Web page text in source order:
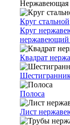
Нержавеющая
Круг стальной
Круг
нержавеющий
Квадрат
Полоса
Лист